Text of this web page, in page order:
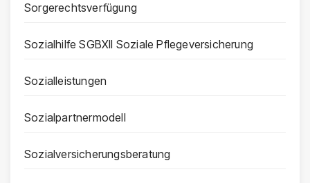
Sorgerechtsverfügung
Sozialhilfe SGBXII Soziale Pflegeversicherung
Sozialleistungen
Sozialpartnermodell
Sozialversicherungsberatung